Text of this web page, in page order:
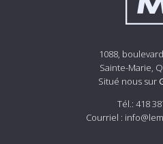
1088,
Sainte-Marie,
Situé nous sur
Tél.: 418
Courriel :